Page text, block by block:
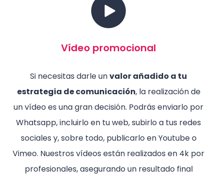
Vídeo promocional
Si necesitas darle unvalor añadido a tu
estrategia de comunicación, la realización de
un vídeo es una gran decisión. Podrás enviarlo por
Whatsapp, incluirlo en tu web, subirlo a tus redes
sociales y, sobre todo, publicarlo en Youtube o
Vimeo. Nuestros vídeos están realizados en 4k por
profesionales, asegurando un resultado final